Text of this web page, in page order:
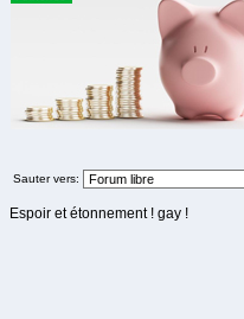
Sauter vers:
Espoir et étonnement ! gay !